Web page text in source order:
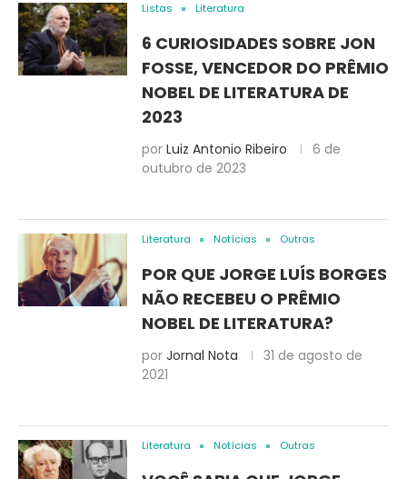
Listas Literatura
6 CURIOSIDADES SOBRE JON
FOSSE, VENCEDOR DO PRÊMIO
NOBEL DE LITERATURA DE
2023
por Luiz Antonio Ribeiro
6 de
outubro de 2023
Literatura Notícias Outras
POR QUE JORGE LUÍS BORGES
NÃO RECEBEU O PRÊMIO
NOBEL DE LITERATURA?
por Jornal Nota
31 de agosto de
2021
Literatura Notícias Outras